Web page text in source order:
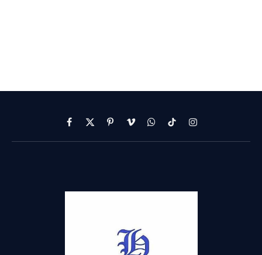
Facebook
X
(Twitter)
PinterestVimeoWhatsApp
TikTokInstagram